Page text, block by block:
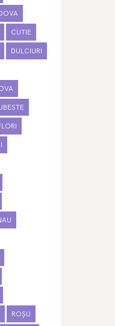
CUTIE
DULCIURI
ROȘU